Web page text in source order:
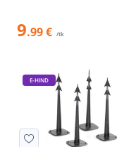
9.99 € /tk
E-HIND